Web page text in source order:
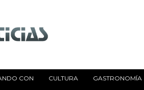
CON CULTURA GASTRONOMÍA